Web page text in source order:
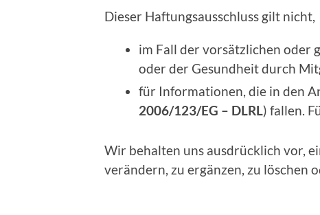
Dieser Haftungsausschluss gilt nicht,
im Fall der vorsätzlichen oder
oder der Gesundheit durch
für Informationen, die in den
2006/123/EG – DLRL) fallen.
Wir behalten uns ausdrücklich vor,
verändern, zu ergänzen, zu löschen